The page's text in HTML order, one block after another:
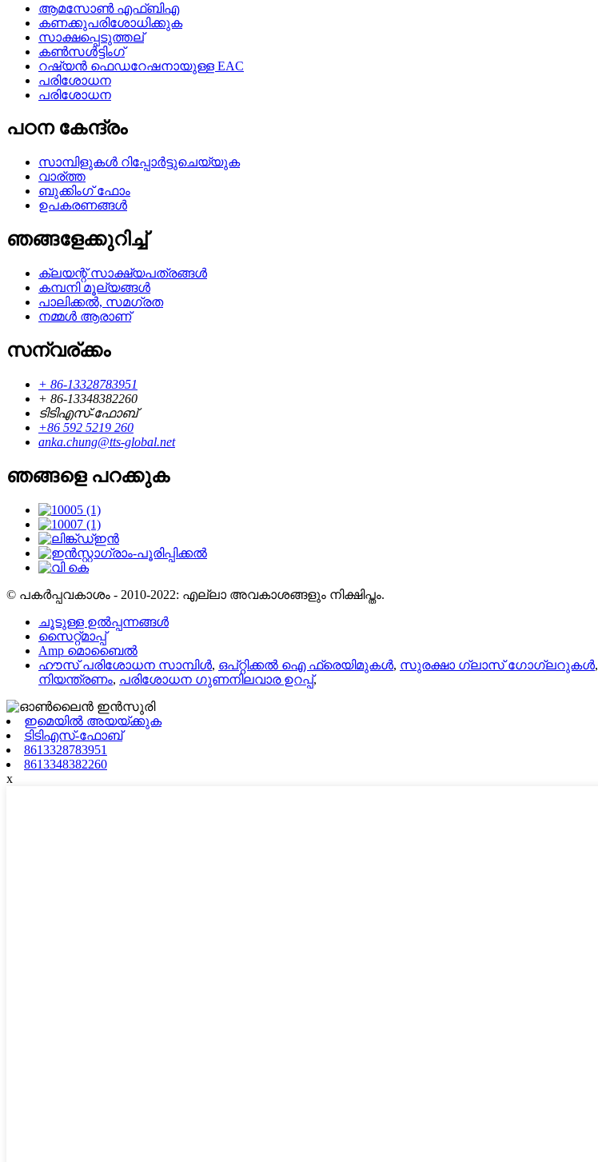
ആമസോൺ എഫ്ബിഎ
കണക്കുപരിശോധിക്കുക
സാക്ഷപ്പെടുത്തല്
കൺസൾട്ടിംഗ്
റഷ്യൻ ഫെഡറേഷനായുള്ള EAC
പരിശോധന
പരിശോധന
പഠന കേന്ദ്രം
സാമ്പിളുകൾ റിപ്പോർട്ടുചെയ്യുക
വാര്ത്ത
ബുക്കിംഗ് ഫോം
ഉപകരണങ്ങൾ
ഞങ്ങളേക്കുറിച്ച്
ക്ലയന്റ് സാക്ഷ്യപത്രങ്ങൾ
കമ്പനി മൂല്യങ്ങൾ
പാലിക്കൽ, സമഗ്രത
നമ്മൾ ആരാണ്
സന്വര്ക്കം
+ 86-13328783951
+ 86-13348382260
ടിടിഎസ്-ഫോബ്
+86 592 5219 260
anka.chung@tts-global.net
ഞങ്ങളെ പറക്കുക
© പകർപ്പവകാശം - 2010-2022: എല്ലാ അവകാശങ്ങളും നിക്ഷിപ്തം.
ചൂടുള്ള ഉൽപ്പന്നങ്ങൾ
സൈറ്റ്മാപ്പ്
Amp മൊബൈൽ
ഹൗസ് പരിശോധന സാമ്പിൾ, ഒപ്റ്റിക്കൽ ഐ ഫ്രെയിമുകൾ, സുരക്ഷാ ഗ്ലാസ് ഗോഗ്ലറുകൾ,
നിയന്ത്രണം, പരിശോധന ഗുണനിലവാര ഉറപ്പ്,
ഇമെയിൽ അയയ്ക്കുക
ടിടിഎസ്-ഫോബ്
8613328783951
8613348382260
x